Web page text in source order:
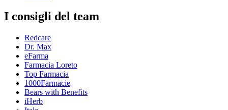
I consigli del team
Redcare
Dr. Max
eFarma
Farmacia Loreto
Top Farmacia
1000Farmacie
Bears with Benefits
iHerb